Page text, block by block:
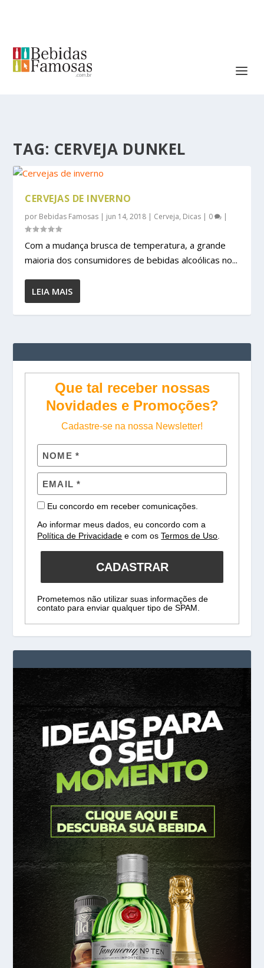
TAG: CERVEJA DUNKEL
CERVEJAS DE INVERNO
por Bebidas Famosas | jun 14, 2018 | Cerveja, Dicas | 0 |
Com a mudança brusca de temperatura, a grande
maioria dos consumidores de bebidas alcoólicas no...
LEIA MAIS
Que tal receber nossas
Novidades e Promoções?
Cadastre-se na nossa Newsletter!
Eu concordo em receber comunicações.
Ao informar meus dados, eu concordo com a
Política de Privacidade e com osTermos de Uso
CADASTRAR
Prometemos não utilizar suas informações de
contato para enviar qualquer tipo de SPAM.